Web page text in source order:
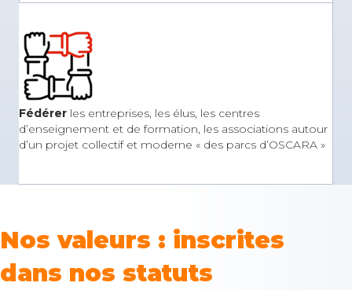
Fédérer les entreprises, les élus, les centres
d’enseignement et de formation, les associations autour
d’un projet collectif et moderne « des parcs d’OSCARA »
Nos valeurs : inscrites
dans nos statuts